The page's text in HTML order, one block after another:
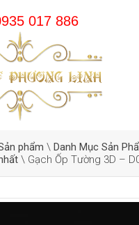
017 886
phẩm \ Danh Mục Sản
\ Gạch Ốp Tường 3D –